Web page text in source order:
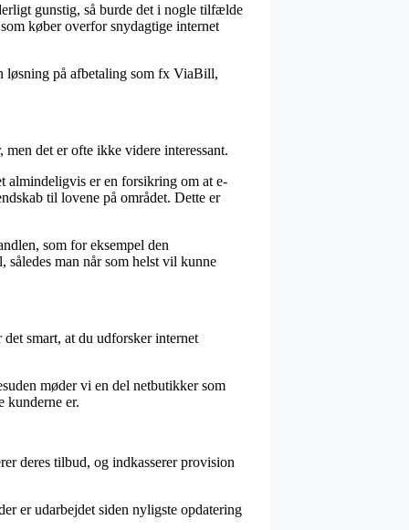
gunstig, så burde det i nogle tilfælde
køber overfor snydagtige internet
løsning på afbetaling som fx ViaBill,
det er ofte ikke videre interessant.
almindeligvis er en forsikring om at e-
til lovene på området. Dette er
som for eksempel den
man når som helst vil kunne
smart, at du udforsker internet
møder vi en del netbutikker som
kunderne er.
deres tilbud, og indkasserer provision
er udarbejdet siden nyligste opdatering